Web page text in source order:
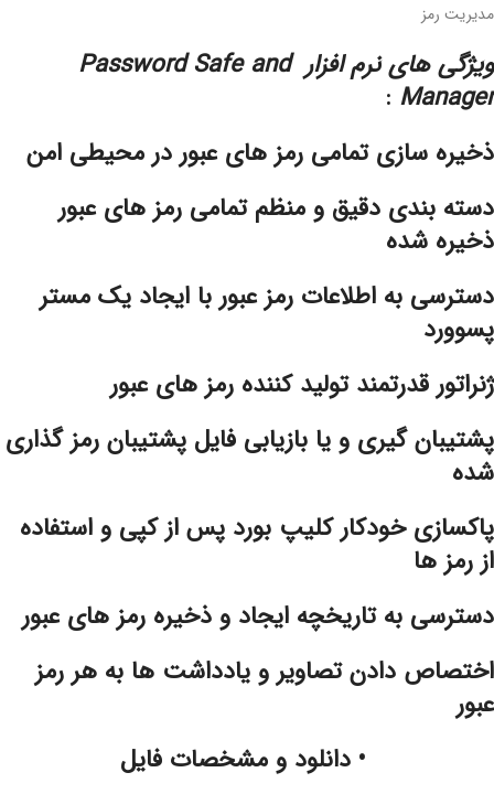
مدیریت رمز
ویژگی های نرم افزار Password Safe and
Manager
:
ذخیره سازی تمامی رمز های عبور در محیطی امن
دسته بندی دقیق و منظم تمامی رمز های عبور
ذخیره شده
دسترسی به اطلاعات رمز عبور با ایجاد یک مستر
پسوورد
ژنراتور قدرتمند تولید کننده رمز های عبور
پشتیبان گیری و یا بازیابی فایل پشتیبان رمز گذاری
شده
پاکسازی خودکار کلیپ بورد پس از کپی و استفاده
از رمز ها
دسترسی به تاریخچه ایجاد و ذخیره رمز های عبور
اختصاص دادن تصاویر و یادداشت ها به هر رمز
عبور
• دانلود و مشخصات فایل